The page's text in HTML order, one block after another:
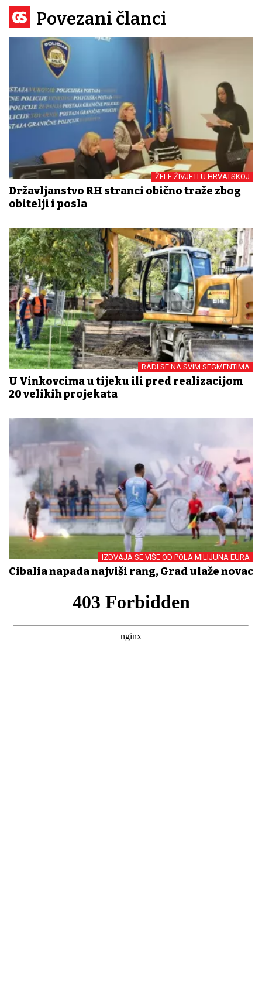
Povezani članci
ŽELE ŽIVJETI U HRVATSKOJ
Državljanstvo RH stranci obično traže zbog
obitelji i posla
RADI SE NA SVIM SEGMENTIMA
U Vinkovcima u tijeku ili pred realizacijom
20 velikih projekata
IZDVAJA SE VIŠE OD POLA MILIJUNA EURA
Cibalia napada najviši rang, Grad ulaže novac